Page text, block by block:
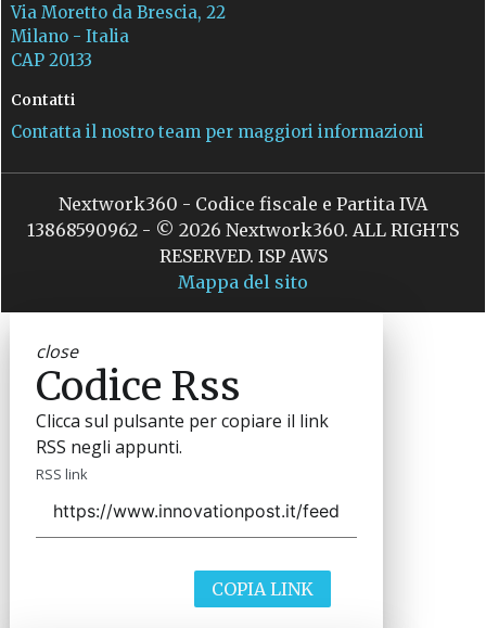
Via Moretto da Brescia, 22
Milano - Italia
CAP 20133
Contatti
Contatta il nostro team per maggiori informazioni
Nextwork360 - Codice fiscale e Partita IVA
13868590962 - © 2026 Nextwork360. ALL RIGHTS
RESERVED. ISP AWS
Mappa del sito
close
Codice Rss
Clicca sul pulsante per copiare il link
RSS negli appunti.
RSS link
COPIA LINK